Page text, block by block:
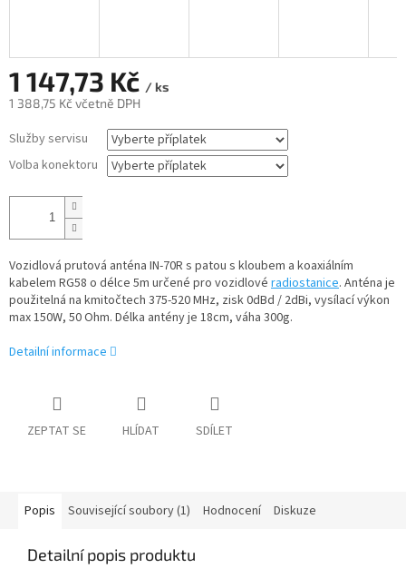
1 147,73 Kč / ks
1 388,75 Kč včetně DPH
cena:
Služby servisu
Volba konektoru
Vozidlová prutová anténa IN-70R s patou s kloubem a koaxiálním
kabelem RG58 o délce 5m určené pro vozidlové radiostanice. Anténa je
použitelná na kmitočtech 375-520 MHz, zisk 0dBd / 2dBi, vysílací výkon
max 150W, 50 Ohm. Délka antény je 18cm, váha 300g.
Detailní informace
ZEPTAT SE HLÍDAT SDÍLET
Popis Související soubory (1) Hodnocení Diskuze
Detailní popis produktu